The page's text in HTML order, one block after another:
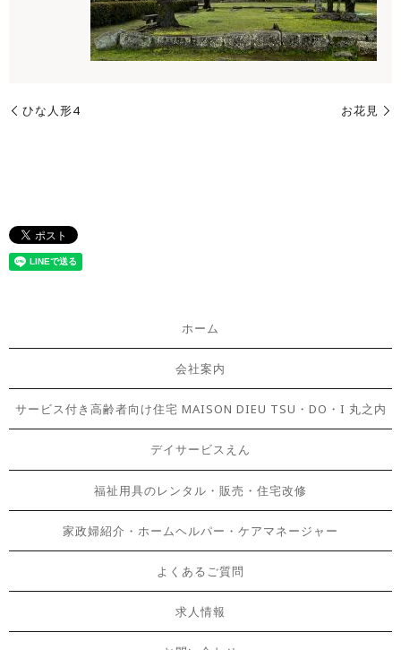
ひな人形4 お花見
ホーム
会社案内
サービス付き高齢者向け住宅 MAISON DIEU TSU・DO・I 丸之内
デイサービスえん
福祉用具のレンタル・販売・住宅改修
家政婦紹介・ホームヘルパー・ケアマネージャー
よくあるご質問
求人情報